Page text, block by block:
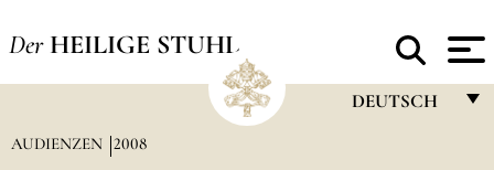
Der HEILIGE STUHL
DEUTSCH
AUDIENZEN 2008